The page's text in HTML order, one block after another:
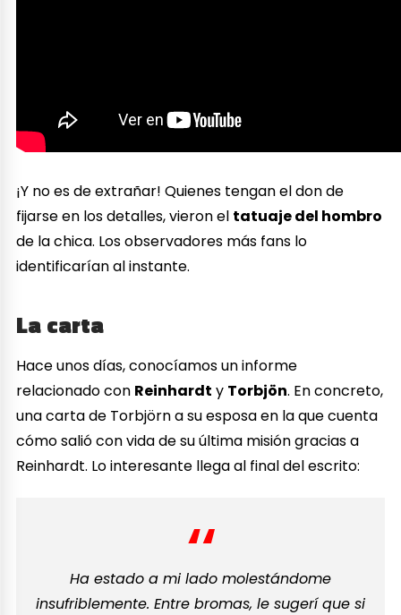
¡Y no es de extrañar! Quienes tengan el don de
fijarse en los detalles, vieron el tatuaje del hombro
de la chica. Los observadores más fans lo
identificarían al instante.
La carta
Hace unos días, conocíamos un informe
relacionado con Reinhardt y Torbjön. En concreto,
una carta de Torbjörn a su esposa en la que cuenta
cómo salió con vida de su última misión gracias a
Reinhardt. Lo interesante llega al final del escrito:
Ha estado a mi lado molestándome
insufriblemente. Entre bromas, le sugerí que si